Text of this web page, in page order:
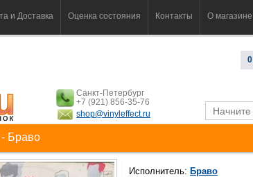
и Доставка Оценка состояния Контакты О магазине
0
Санкт-Петербург
+7 (921) 856-35-76
shop@vinyleffect.ru
Браво
Исполнитель: Браво